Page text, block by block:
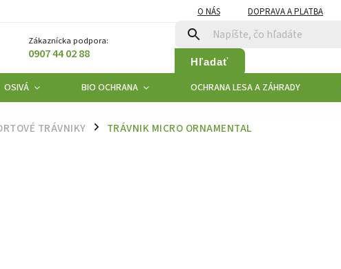
O NÁS DOPRAVA A PLATBA
Zákaznícka podpora:
0907 44 02 88 Hľadať
OSIVÁ BIO OCHRANA OCHRANA LESA A ZÁHRADY
TRÁVNIKY / TRÁVNIK MICRO ORNAMENTAL